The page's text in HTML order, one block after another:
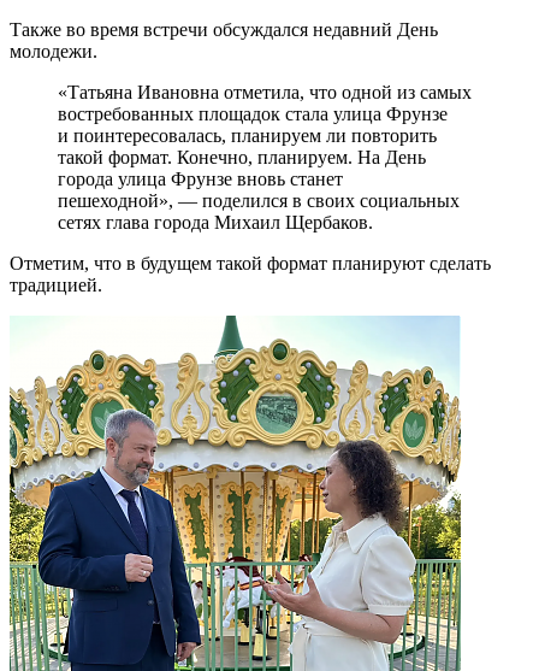
Также во время встречи обсуждался недавний День
молодежи.
«Татьяна Ивановна отметила, что одной из самых
востребованных площадок стала улица Фрунзе
и поинтересовалась, планируем ли повторить
такой формат. Конечно, планируем. На День
города улица Фрунзе вновь станет
пешеходной», — поделился в своих социальных
сетях глава города Михаил Щербаков.
Отметим, что в будущем такой формат планируют сделать
традицией.